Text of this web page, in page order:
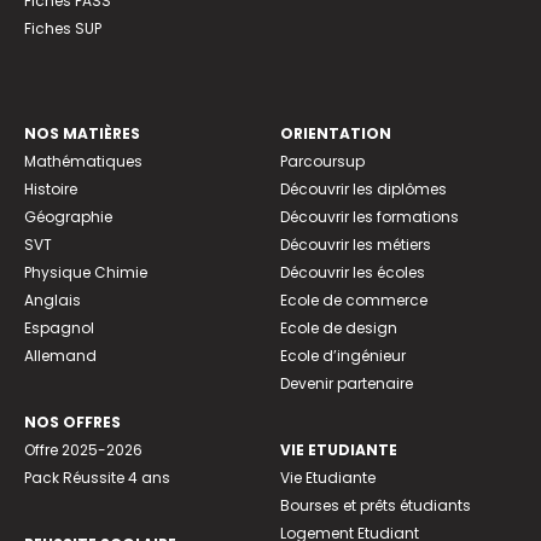
Fiches SUP
NOS MATIÈRES
Mathématiques
Histoire
Géographie
SVT
Physique Chimie
Anglais
Espagnol
Allemand
NOS OFFRES
Offre 2025-2026
Pack Réussite 4 ans
ORIENTATION
Parcoursup
Découvrir les diplômes
Découvrir les formations
Découvrir les métiers
Découvrir les écoles
Ecole de commerce
Ecole de design
Ecole d’ingénieur
Devenir partenaire
VIE ETUDIANTE
Vie Etudiante
Bourses et prêts étudiants
Logement Etudiant